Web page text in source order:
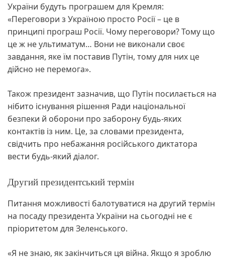
України будуть програшем для Кремля:
«Переговори з Україною просто Росії – це в
принципі програш Росії. Чому переговори? Тому що
це ж не ультиматум… Вони не виконали своє
завдання, яке їм поставив Путін, тому для них це
дійсно не перемога».
Також президент зазначив, що Путін посилається на
нібито існування рішення Ради національної
безпеки й оборони про заборону будь-яких
контактів із ним. Це, за словами президента,
свідчить про небажання російського диктатора
вести будь-який діалог.
Другий президентський термін
Питання можливості балотуватися на другий термін
на посаду президента України на сьогодні не є
пріоритетом для Зеленського.
«Я не знаю, як закінчиться ця війна. Якщо я зроблю